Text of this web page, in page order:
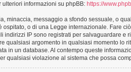
informazioni su phpBB: https://
minaccia, messaggio a sfondo sessuale, o
o di una Legge internazionale. Fare
IP sono registrati per salvaguardare e
qualsiasi argomento in qualsiasi momento lo
in un database. Al contempo queste
qualsiasi violazione al sistema che possa